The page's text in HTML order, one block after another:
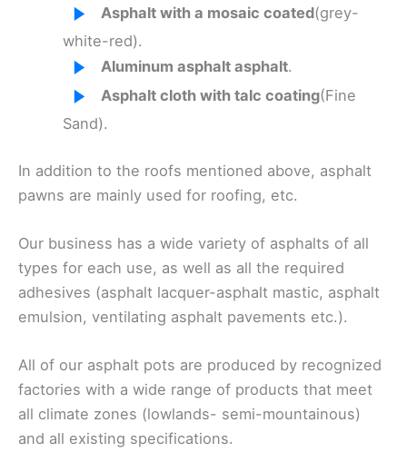
Asphalt with a mosaic coated(grey-
white-red).
Aluminum asphalt asphalt.
Asphalt cloth with talc coating(Fine
Sand).
In addition to the roofs mentioned above, asphalt
pawns are mainly used for roofing, etc.
Our business has a wide variety of asphalts of all
types for each use, as well as all the required
adhesives (asphalt lacquer-asphalt mastic, asphalt
emulsion, ventilating asphalt pavements etc.).
All of our asphalt pots are produced by recognized
factories with a wide range of products that meet
all climate zones (lowlands- semi-mountainous)
and all existing specifications.